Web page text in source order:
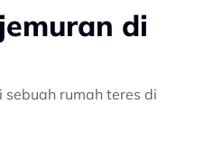
di
rumah teres di